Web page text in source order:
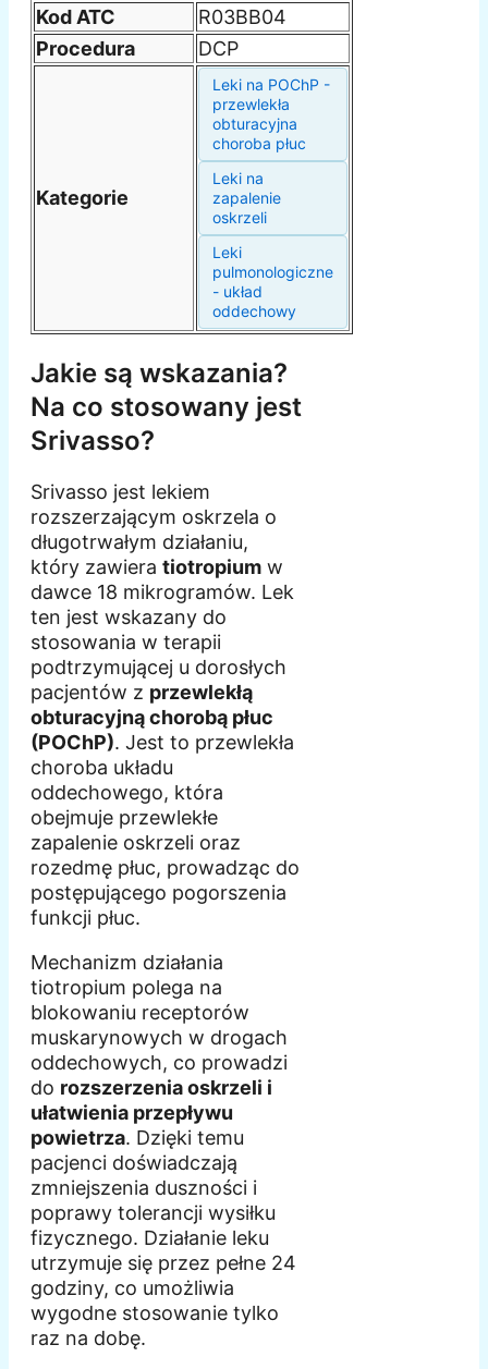
Kod ATC
R03BB04
Procedura
DCP
Kategorie
Leki na POChP -
przewlekła
obturacyjna
choroba płuc
Leki na
zapalenie
oskrzeli
Leki
pulmonologiczne
- układ
oddechowy
Jakie są wskazania?
Na co stosowany jest
Srivasso?
Srivasso jest lekiem
rozszerzającym oskrzela o
długotrwałym działaniu,
który zawiera tiotropium w
dawce 18 mikrogramów. Lek
ten jest wskazany do
stosowania w terapii
podtrzymującej u dorosłych
pacjentów z przewlekłą
obturacyjną chorobą płuc
(POChP). Jest to przewlekła
choroba układu
oddechowego, która
obejmuje przewlekłe
zapalenie oskrzeli oraz
rozedmę płuc, prowadząc do
postępującego pogorszenia
funkcji płuc.
Mechanizm działania
tiotropium polega na
blokowaniu receptorów
muskarynowych w drogach
oddechowych, co prowadzi
do rozszerzenia oskrzeli i
ułatwienia przepływu
powietrza. Dzięki temu
pacjenci doświadczają
zmniejszenia duszności i
poprawy tolerancji wysiłku
fizycznego. Działanie leku
utrzymuje się przez pełne 24
godziny, co umożliwia
wygodne stosowanie tylko
raz na dobę.